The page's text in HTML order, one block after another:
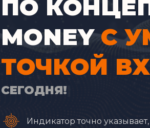
ПО
MONEYC
ТОЧКОЙ
Индикатор точно указывает,
01
02
03
04